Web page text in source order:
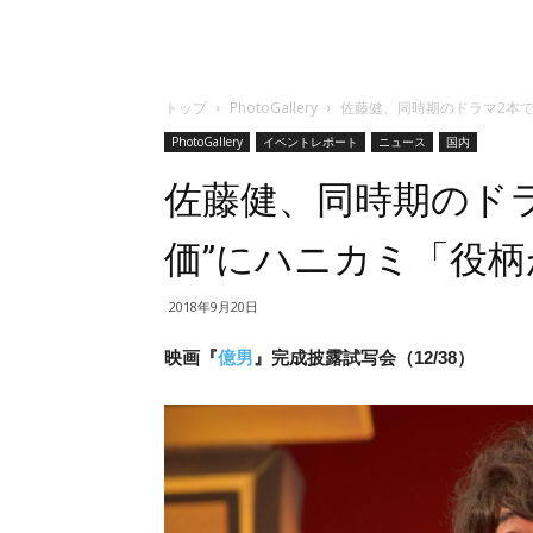
トップ PhotoGallery 佐藤健、同時期のドラマ2本
PhotoGallery イベントレポート ニュース 国内
佐藤健、同時期のド
価”にハニカミ「役
2018年9月20日
映画『億男 』完成披露試写会（12/38）